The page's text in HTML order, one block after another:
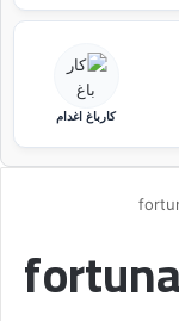
كارباغ اغدام